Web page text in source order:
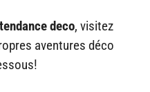
tendance deco, visitez
aventures déco